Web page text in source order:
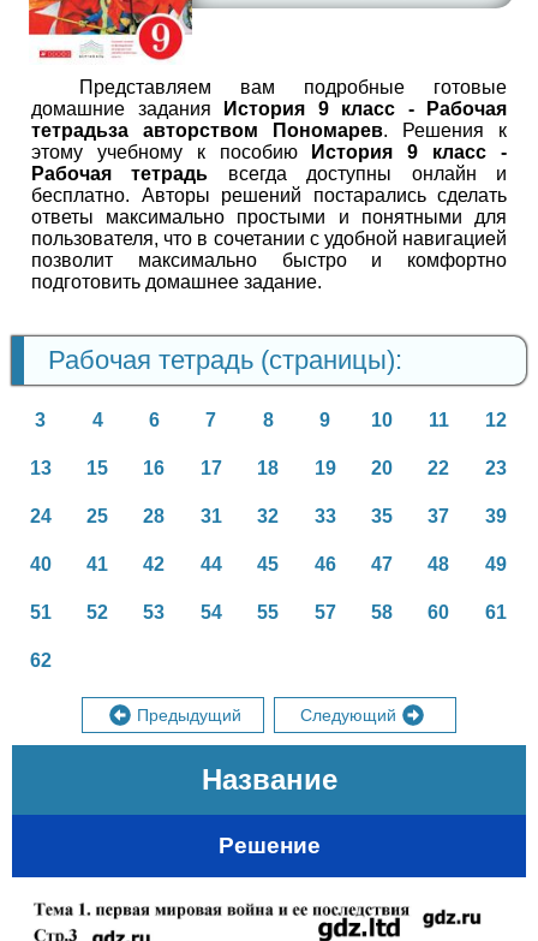
Представляем вам подробные готовые
домашние задания
История 9 класc - Рабочая
тетрадьза авторством Пономарев. Решения к
этому учебному к пособию
История 9 класc -
Рабочая тетрадь всегда доступны онлайн и
бесплатно. Авторы решений постарались сделать
ответы максимально простыми и понятными для
пользователя, что в сочетании с удобной навигацией
позволит максимально быстро и комфортно
подготовить домашнее задание.
Рабочая тетрадь (страницы):
3 4 6 7 8 9 10 11 12
13 15 16 17 18 19 20 22 23
24 25 28 31 32 33 35 37 39
40 41 42 44 45 46 47 48 49
51 52 53 54 55 57 58 60 61
62
Предыдущий Следующий
Название
Решение